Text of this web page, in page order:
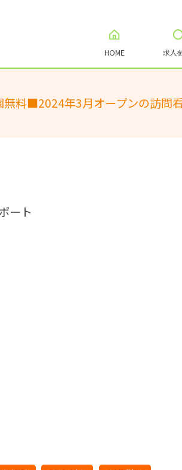
HOME 求人
料■2024年3月オープンの訪問
ート